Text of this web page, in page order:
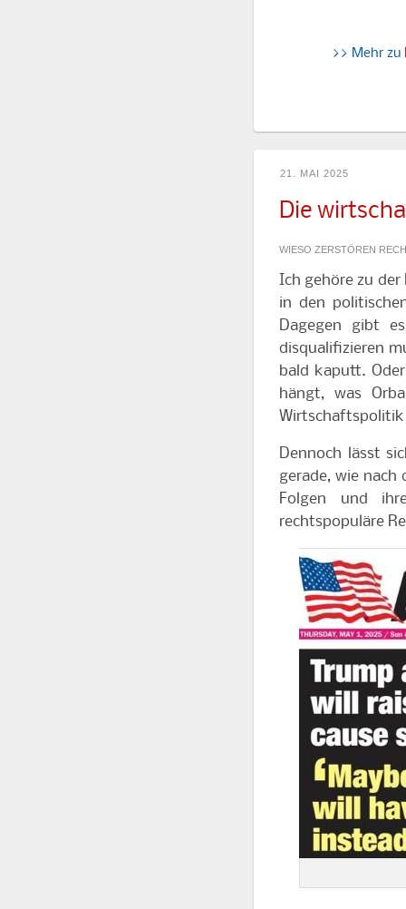
>> Mehr zu
21. MAI 2025
Die
WIESO ZERSTÖREN
Ich gehöre zu
in den
Dagegen gibt
disqualifizieren
bald kaputt.
hängt, was
Wirtschaftspolitik
Dennoch lässt
gerade, wie
Folgen und
rechtspopuläre